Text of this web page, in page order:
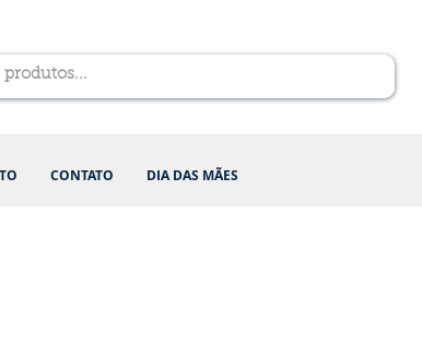
CONTATO DIA DAS MÃES